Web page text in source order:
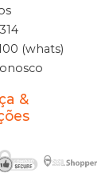
(whats)
&